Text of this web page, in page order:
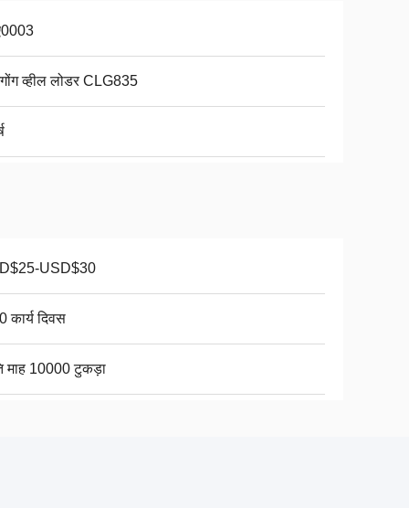
व्हील लोडर CLG835
USD$30
कार्य दिवस
माह 10000 टुकड़ा